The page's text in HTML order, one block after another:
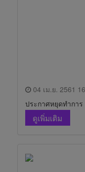
04 เม.ย. 2561
ประกาศหยุดทำการ
ดูเพิ่มเติม